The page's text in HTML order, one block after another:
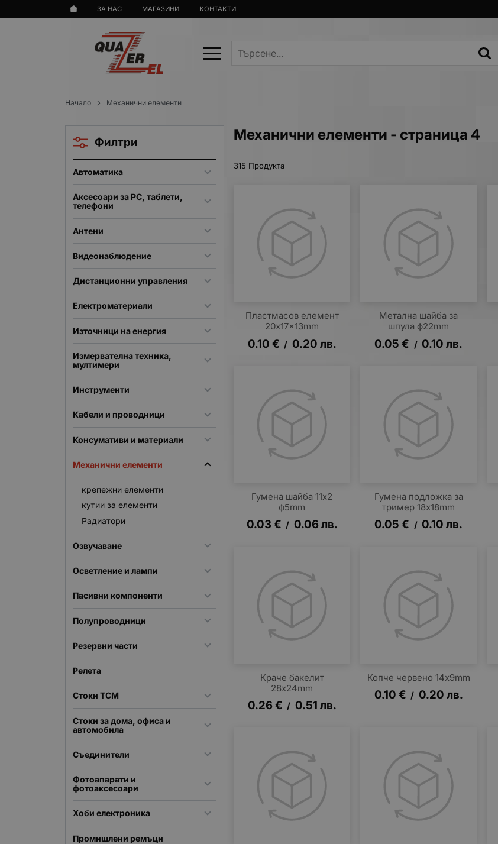
ЗА НАС МАГАЗИНИ КОНТАКТИ
Начало Механични елементи
Механични елементи - страница 4
315 Продукта
Пластмасов елемент
20x17x13mm
0.10 € / 0.20 лв.
Метална шайба за
шпула ф22mm
0.05 € / 0.10 лв.
Гумена шайба 11x2
ф5mm
0.03 € / 0.06лв.
Гумена подложка за
тример 18x18mm
0.05 € / 0.10 лв.
Краче бакелит
28x24mm
0.26€ / 0.51 лв.
Копче червено 14x9mm
0.10 € / 0.20 лв.
Филтри
Автоматика
Аксесоари за PC, таблети,
телефони
Антени
Видеонаблюдение
Дистанционни управления
Електроматериали
Източници на енергия
Измервателна техника,
мултимери
Инструменти
Кабели и проводници
Консумативи и материали
Механични елементи
крепежни елементи
кутии за елементи
Радиатори
Озвучаване
Осветление и лампи
Пасивни компоненти
Полупроводници
Резервни части
Релета
Стоки TCM
Стоки за дома, офиса и
автомобила
Съединители
Фотоапарати и
фотоаксесоари
Хоби електроника
Промишлени ремъци